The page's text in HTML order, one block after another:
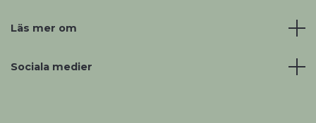
Läs mer om
Sociala medier